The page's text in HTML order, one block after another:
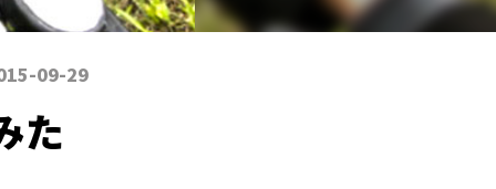
09-29
た